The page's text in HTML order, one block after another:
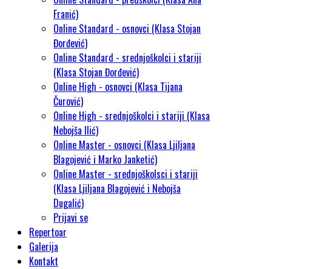
Franić)
Online Standard - osnovci (Klasa Stojan
Đorđević)
Online Standard - srednjoškolci i stariji
(Klasa Stojan Đorđević)
Online High - osnovci (Klasa Tijana
Čurović)
Online High - srednjoškolci i stariji (Klasa
Nebojša Ilić)
Online Master - osnovci (Klasa Ljiljana
Blagojević i Marko Janketić)
Online Master - srednjoškolsci i stariji
(Klasa Ljiljana Blagojević i Nebojša
Dugalić)
Prijavi se
Repertoar
Galerija
Kontakt